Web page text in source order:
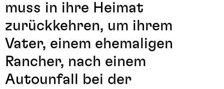
muss in ihre Heimat
zurückkehren, um ihrem
Vater, einem ehemaligen
Rancher, nach einem
Autounfall bei der